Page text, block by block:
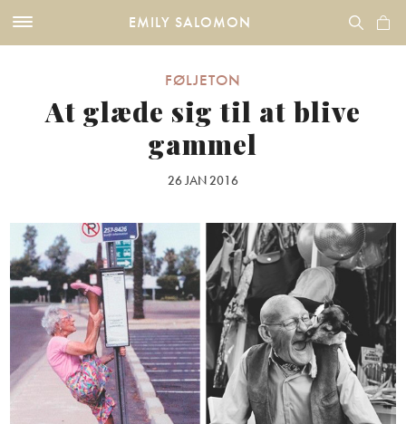
EMILY SALOMON
FØLJETON
At glæde sig til at blive
gammel
26 JAN 2016